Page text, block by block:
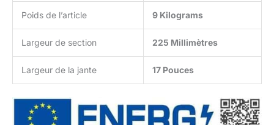
Poids de l’article 9 Kilograms
Largeur de section 225 Millimètres
Largeur de la jante 17 Pouces